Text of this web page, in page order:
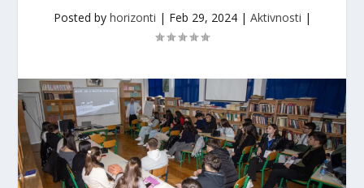
Posted by horizonti | Feb 29, 2024| Aktivnosti |